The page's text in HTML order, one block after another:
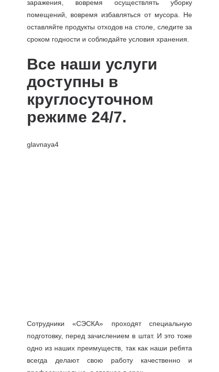
заражения, вовремя осуществлять уборку
помещений, вовремя избавляться от мусора. Не
оставляйте продукты отходов на столе, следите за
сроком годности и соблюдайте условия хранения.
Все наши услуги
доступны в
круглосуточном
режиме 24/7.
Сотрудники «СЭСКА» проходят специальную
подготовку, перед зачислением в штат. И это тоже
одно из наших преимуществ, так как наши ребята
всегда делают свою работу качественно и